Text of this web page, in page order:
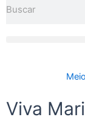
Viva